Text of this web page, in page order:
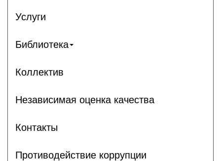
Услуги
Библиотека
Коллектив
Независимая оценка качества
Контакты
Противодействие коррупции